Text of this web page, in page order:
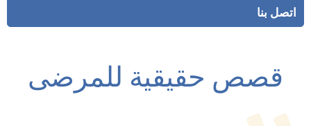
اتصل بنا
قصص حقيقية للمرضى